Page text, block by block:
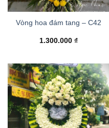
Vòng hoa đám tang – C42
1.300.000 ₫